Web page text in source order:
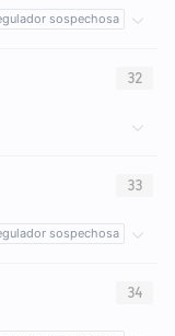
sospechosa
32
sospechosa
33
34